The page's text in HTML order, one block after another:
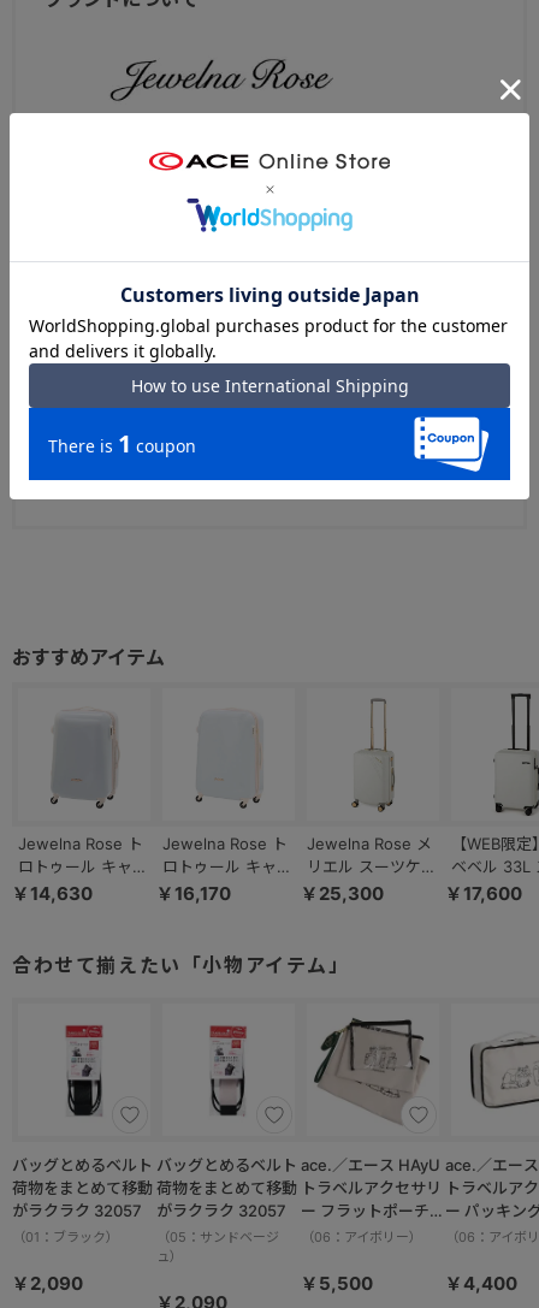
仕事、プライベートや、家族、友達といる私。
“いつの時代にも変わらない自分らしさと、しとやかな美し
さを”
彩りや輝きをプラスしてくれる、他にない繊細でリュクス
エースオンラインストア Jewelna Roseトップへ>>
Jewelna Roseブランドサイトへ>>
Jewelna Rose ト
ロトゥール キャン
ディポケットスー
￥14,630
Jewelna Rose ト
ロトゥール キャン
ディポケットスー
￥16,170
Jewelna Rose メ
リエル スーツケー
ス 35L 機内持ち込
￥25,300
【WEB限
ベベル 33L
ケース 機内
￥17,600
合わせて揃えたい「小物アイテム」
バッグとめるベルト
荷物をまとめて移動
がラクラク 32057
（01：ブラック）
￥2,090
バッグとめるベルト
荷物をまとめて移動
がラクラク 32057
（05：サンドベージ
ュ）
￥2,090
ace.／エース HAyU
トラベルアクセサリ
ー フラットポーチセ
ット 17825
（06：アイボリー）
￥5,500
ace.／エース
トラベルア
ー パッキン
M 17822
（06：アイボ
￥4,400